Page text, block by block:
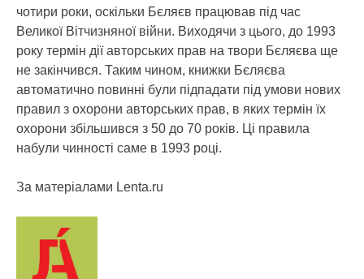
чотири роки, оскільки Бєляєв працював під час
Великої Вітчизняної війни. Виходячи з цього, до 1993
року термін дії авторських прав на твори Бєляєва ще
не закінчився. Таким чином, книжки Бєляєва
автоматично повинні були підпадати під умови нових
правил з охорони авторських прав, в яких термін їх
охорони збільшився з 50 до 70 років. Ці правила
набули чинності саме в 1993 році.
За матеріалами Lenta.ru